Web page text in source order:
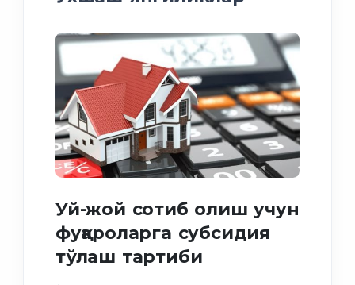
Уй-жой сотиб олиш учун
фуқароларга субсидия
тўлаш тартиби